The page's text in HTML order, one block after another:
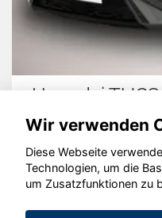
Kia K4
©
Wir verwenden
Diese Webseite
Technologien, um die
um Zusatzfunktionen zu